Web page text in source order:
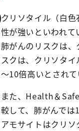
クリソタイル（白
性が強いといわれて
肺がんのリスクは
スクは、クリソタ
～10倍高いとされ
また、Health＆
較して、肺がんでは
アモサイトはクリ